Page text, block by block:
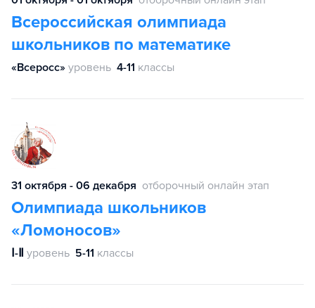
Всероссийская олимпиада
школьников по математике
«Всеросс» уровень 4-11 классы
31 октября - 06 декабря отборочный онлайн этап
Олимпиада школьников
«Ломоносов»
Ⅰ-Ⅱ уровень 5-11 классы